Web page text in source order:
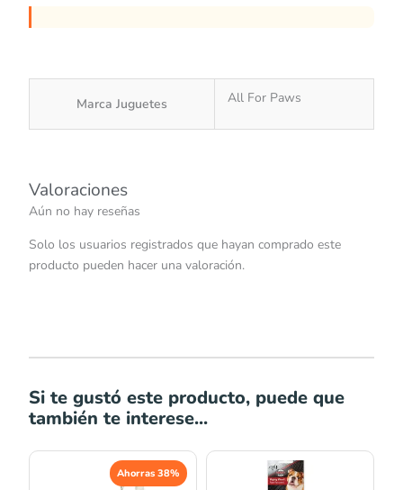
Marca Juguetes All For Paws
Valoraciones
Aún no hay reseñas
Solo los usuarios registrados que hayan comprado este
producto pueden hacer una valoración.
Si te gustó este producto, puede que
también te interese...
Ahorras 38%
precio
El
precio